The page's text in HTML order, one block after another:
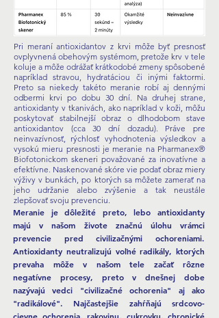
​Pri meraní antioxidantov z krvi môže byť presnosť
ovplyvnená obehovým systémom, pretože krv v tele
koluje a môže odrážať krátkodobé zmeny spôsobené
napríklad stravou, hydratáciou či inými faktormi.
Preto sa niekedy takéto meranie robí aj dennými
odbermi krvi po dobu 30 dní. Na druhej strane,
antioxidanty v tkanivách, ako napríklad v koži, môžu
poskytovať stabilnejší obraz o dlhodobom stave
antioxidantov (cca 30 dní dozadu). Práve pre
neinvazívnosť, rýchlosť vyhodnotenia výsledkov a
vysokú mieru presnosti je meranie na Pharmanex®
Biofotonickom skeneri považované za inovatívne a
efektívne. Naskenované skóre vie podať obraz miery
výživy v bunkách, po ktorých sa môžete zamerať na
jeho udržanie alebo zvýšenie a tak neustále
zlepšovať svoju prevenciu.​
Meranie je dôležité preto, lebo antioxidanty
majú v našom živote značnú úlohu vrámci
prevencie pred civilizačnými ochoreniami.
Antioxidanty neutralizujú voľné radikály, ktorých
prevaha môže v našom tele začať rôzne
negatívne procesy, preto v dnešnej dobe
nazývajú vedci "civilizačné ochorenia" aj ako
"radikálové". Najčastejšie zahŕňajú srdcovo-